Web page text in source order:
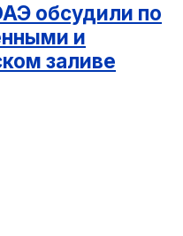
обсудили по
и
заливе